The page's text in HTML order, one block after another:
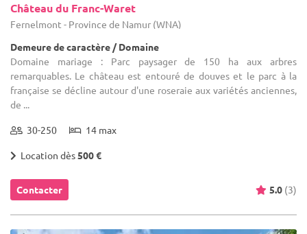
Château du Franc-Waret
Fernelmont - Province de Namur (WNA)
Demeure de caractère / Domaine
Domaine mariage : Parc paysager de 150 ha aux arbres
remarquables. Le château est entouré de douves et le parc à la
française se décline autour d'une roseraie aux variétés anciennes,
de ...
30-250 14 max
Location dès500 €
Contacter 5.0 (3)